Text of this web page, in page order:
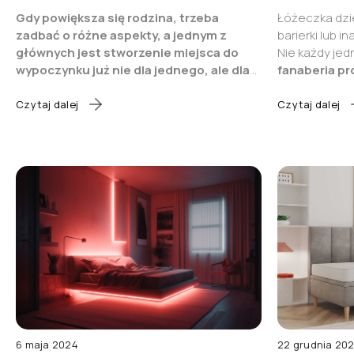
Gdy powiększa się rodzina, trzeba
zadbać o różne aspekty, a jednym z
głównych jest stworzenie miejsca do
wypoczynku już nie dla jednego, ale dla
niemowlakiem, to sprawa jest prosta, ale co
możliwości rozwiązań – łóżko piętrowe z
barierką lub dwa oddzielne łóżka
dziecięce. Odkryj za i przeciw każdego
rozwiązania!
Czytaj dalej
Łóżeczka
barierki lub
Nie każdy
fanaberia
zwyczajami
dziecięcego
znajdziesz
również
który łączy
także dla
Czytaj dalej
6 maja 2024 22 grudnia